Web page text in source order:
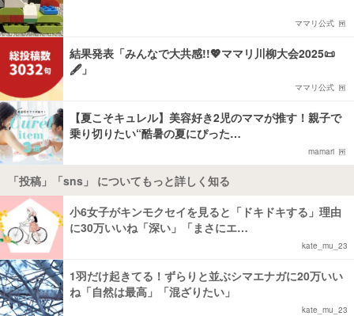
ママリ公式
結果発表「みんなで大共感!!💖ママリ川柳大会2025📜
🖋️」
ママリ公式
【夏こそキュレル】美容好き2児のママが推す！親子で
乗り切りたい“酷暑の夏にぴった…
mamari
「投稿」「sns」 についてもっと詳しく知る
小6女子がキンモクセイを見ると「ドキドキする」理由
に30万いいね「深い」「まさにエ…
kate_mu_23
1羽だけ起きてる！ずらりと並ぶシマエナガに20万いい
ね「自然は最高」「混ざりたい」
kate_mu_23